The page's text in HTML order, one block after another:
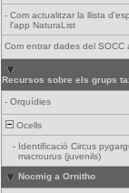
- Com actualitzar la llista
l'app NaturaList
Com entrar dades del SOCC
Recursos sobre els grups
- Orquídies
Ocells
- Identificació Circus
macrourus (juvenils)
Nocmig a Ornitho